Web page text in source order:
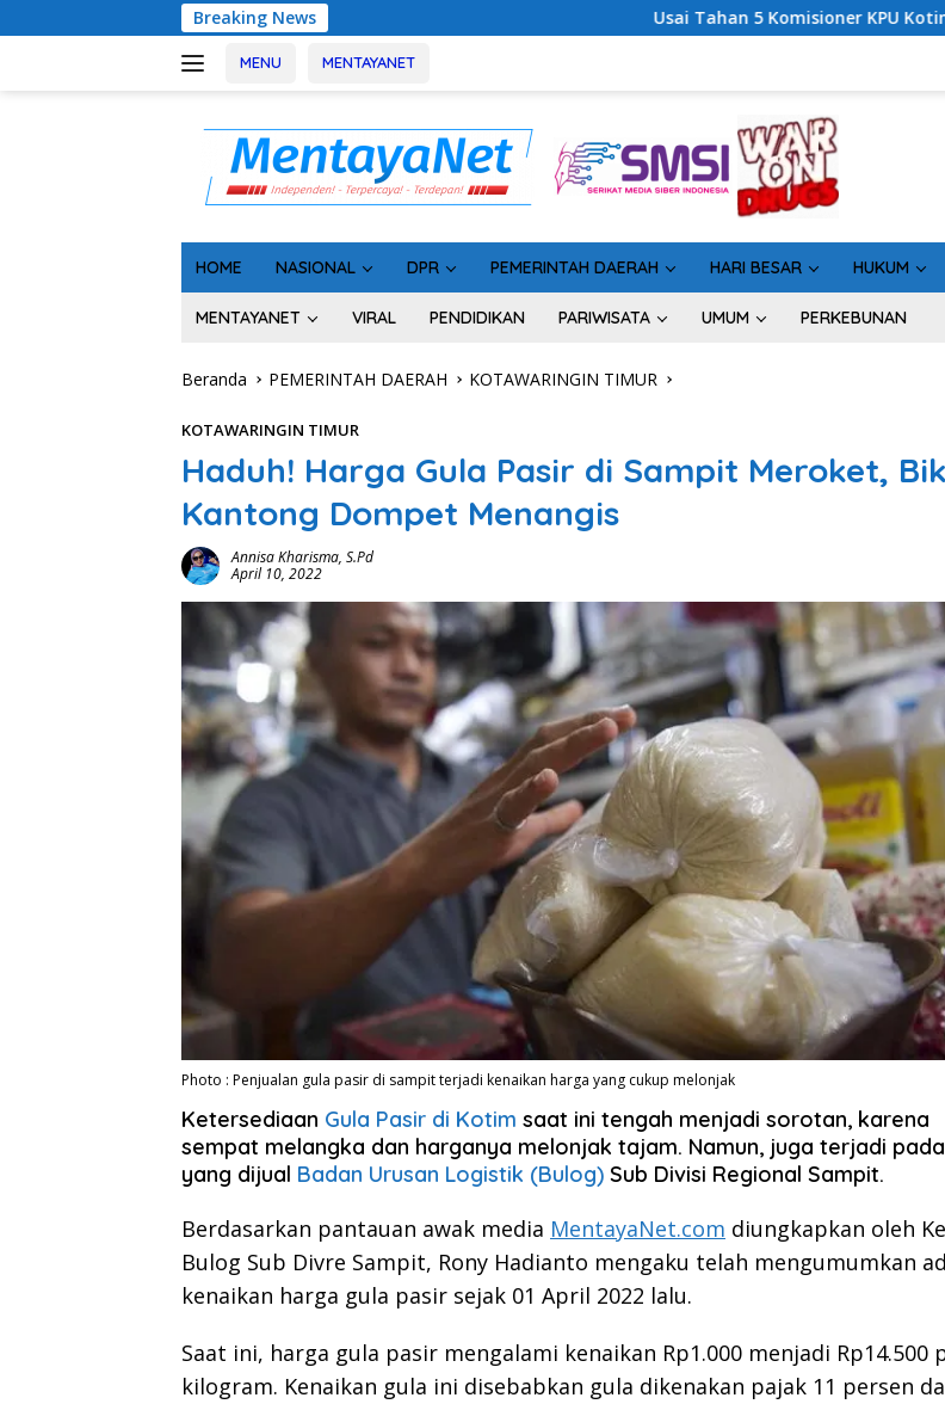
ke
Breaking News Usai Tahan 5 Komisioner KPU Kotim, Kejati Kalteng Sinyalkan
MENU MENTAYANET
HOME NASIONAL DPR PEMERINTAH DAERAH HARI BESAR HUKUM
MENTAYANET VIRAL PENDIDIKAN PARIWISATA UMUM PERKEBUNAN
Beranda PEMERINTAH DAERAH KOTAWARINGIN TIMUR
KOTAWARINGIN TIMUR
Haduh! Harga Gula Pasir di Sampit Meroket,
Kantong Dompet Menangis
Annisa Kharisma, S.Pd
April 10, 2022
Photo : Penjualan gula pasir di sampit terjadi kenaikan harga yang cukup melonjak
Ketersediaan Gula Pasir di Kotim saat ini tengah menjadi sorotan, karena
sempat melangka dan harganya melonjak tajam. Namun, juga terjadi
yang dijual Badan Urusan Logistik (Bulog) Sub Divisi Regional Sampit.
Berdasarkan pantauan awak media MentayaNet.com diungkapkan oleh
Bulog Sub Divre Sampit, Rony Hadianto mengaku telah mengumumkan
kenaikan harga gula pasir sejak 01 April 2022 lalu.
Saat ini, harga gula pasir mengalami kenaikan Rp1.000 menjadi Rp14.500
kilogram. Kenaikan gula ini disebabkan gula dikenakan pajak 11 persen